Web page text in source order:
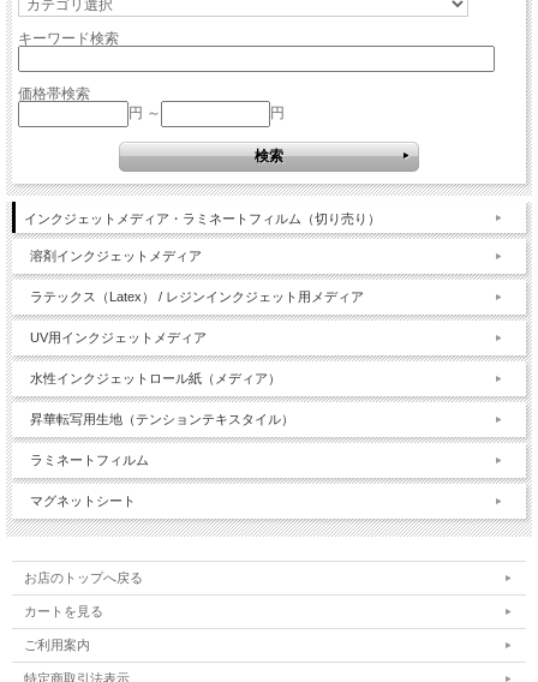
キーワード検索
価格帯検索
円 ～
円
インクジェットメディア・ラミネートフィルム（切り売り）
溶剤インクジェットメディア
ラテックス（Latex） / レジンインクジェット用メディア
UV用インクジェットメディア
水性インクジェットロール紙（メディア）
昇華転写用生地（テンションテキスタイル）
ラミネートフィルム
マグネットシート
お店のトップへ戻る
カートを見る
ご利用案内
特定商取引法表示